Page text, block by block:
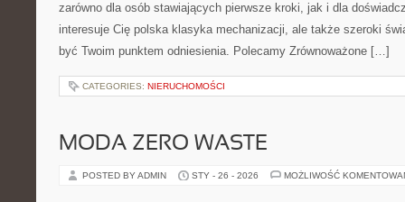
zarówno dla osób stawiających pierwsze kroki, jak i dla
interesuje Cię polska klasyka mechanizacji, ale także szeroki
być Twoim punktem odniesienia. Polecamy Zrównoważone […]
CATEGORIES: NIERUCHOMOŚCI
MODA ZERO WASTE
POSTED BY ADMIN STY - 26 - 2026 MOŻLIWOŚĆ